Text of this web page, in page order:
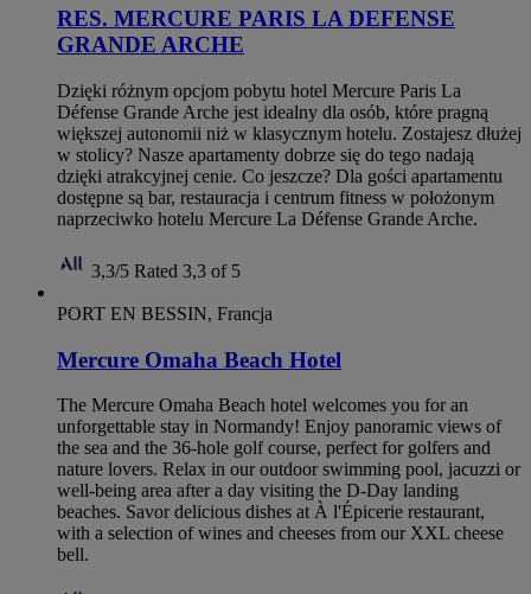
RES. MERCURE PARIS LA DEFENSE
GRANDE ARCHE
Dzięki różnym opcjom pobytu hotel Mercure Paris La
Défense Grande Arche jest idealny dla osób, które pragną
większej autonomii niż w klasycznym hotelu. Zostajesz dłużej
w stolicy? Nasze apartamenty dobrze się do tego nadają
dzięki atrakcyjnej cenie. Co jeszcze? Dla gości apartamentu
dostępne są bar, restauracja i centrum fitness w położonym
naprzeciwko hotelu Mercure La Défense Grande Arche.
3,3/5 Rated 3,3 of 5
PORT EN BESSIN, Francja
Mercure Omaha Beach Hotel
The Mercure Omaha Beach hotel welcomes you for an
unforgettable stay in Normandy! Enjoy panoramic views of
the sea and the 36-hole golf course, perfect for golfers and
nature lovers. Relax in our outdoor swimming pool, jacuzzi or
well-being area after a day visiting the D-Day landing
beaches. Savor delicious dishes at À l'Épicerie restaurant,
with a selection of wines and cheeses from our XXL cheese
bell.